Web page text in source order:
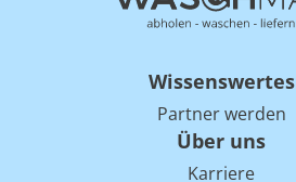
Wissenswertes
Partner werden
Über uns
Karriere